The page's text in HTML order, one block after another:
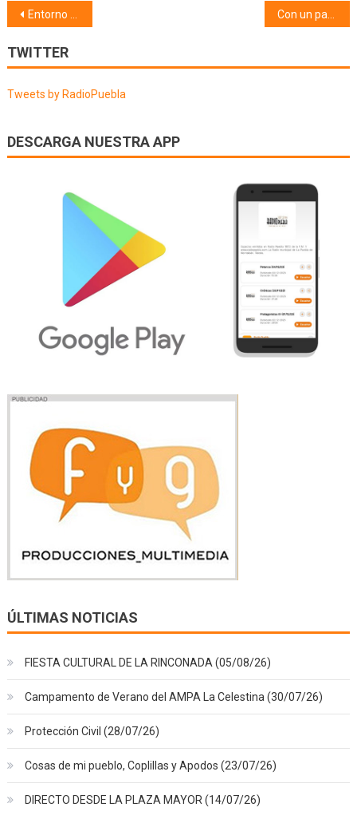
Navegación
de
entradas
Entorno Toledo (11/05/26)
TWITTER
Tweets by RadioPuebla
DESCARGA NUESTRA APP
ÚLTIMAS NOTICIAS
FIESTA CULTURAL DE LA RINCONADA (05/08/26)
Campamento de Verano del AMPA La Celestina (30/07/26)
Protección Civil (28/07/26)
Cosas de mi pueblo, Coplillas y Apodos (23/07/26)
DIRECTO DESDE LA PLAZA MAYOR (14/07/26)